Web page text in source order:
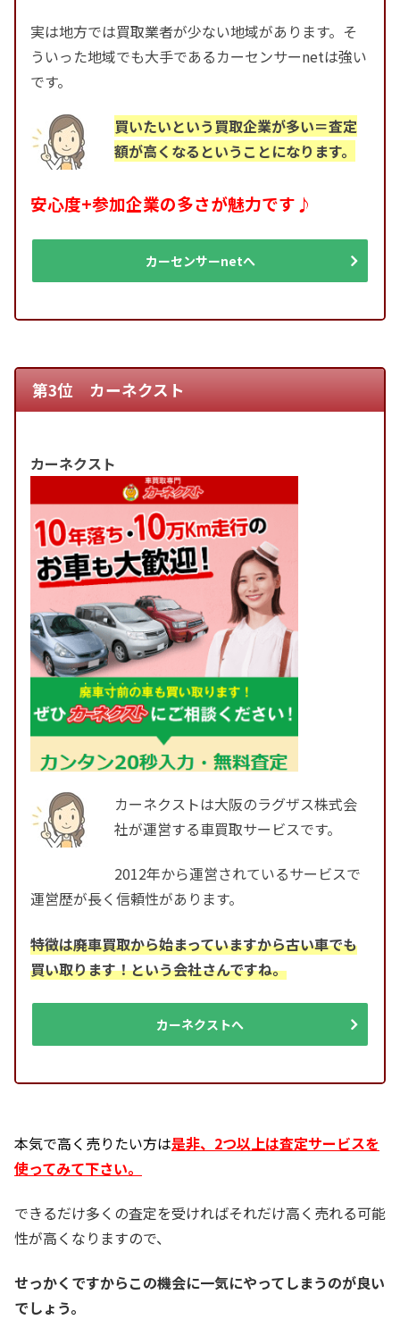
実は地方では買取業者が少ない地域があります。そ
ういった地域でも大手であるカーセンサーnetは強い
です。
買いたいという買取企業が多い＝査定
額が高くなるということになります。
安心度+参加企業の多さが魅力です♪
カーセンサーnetへ
第3位 カーネクスト
カーネクスト
カーネクストは大阪のラグザス株式会
社が運営する車買取サービスです。
2012年から運営されているサービスで
運営歴が長く信頼性があります。
特徴は廃車買取から始まっていますから古い車でも
買い取ります！という会社さんですね。
カーネクストへ
本気で高く売りたい方は是非、2つ以上は査定サービスを
使ってみて下さい。
できるだけ多くの査定を受ければそれだけ高く売れる可能
性が高くなりますので、
せっかくですからこの機会に一気にやってしまうのが良い
でしょう。